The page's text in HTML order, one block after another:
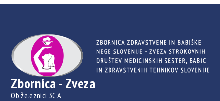
Zbornica - Zveza
Ob železnici 30 A